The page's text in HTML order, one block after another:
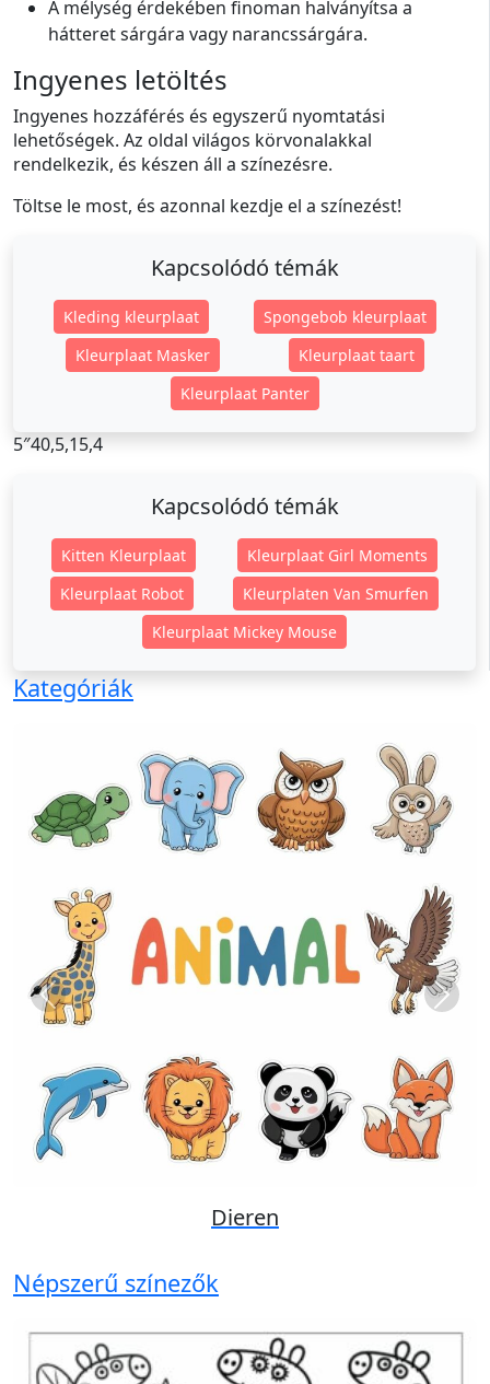
A mélység érdekében finoman halványítsa a
hátteret sárgára vagy narancssárgára.
Ingyenes letöltés
Ingyenes hozzáférés és egyszerű nyomtatási
lehetőségek. Az oldal világos körvonalakkal
rendelkezik, és készen áll a színezésre.
Töltse le most, és azonnal kezdje el a színezést!
Kapcsolódó témák
Kleding kleurplaat
Spongebob kleurplaat
Kleurplaat Masker
Kleurplaat taart
Kleurplaat Panter
5″40,5,15,4
Kapcsolódó témák
Kitten Kleurplaat
Kleurplaat Girl Moments
Kleurplaat Robot
Kleurplaten Van Smurfen
Kleurplaat Mickey Mouse
Kategóriák
Dieren
Previous Next
Népszerű színezők